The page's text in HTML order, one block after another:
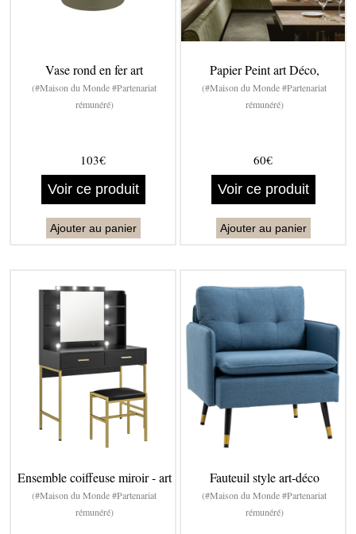
Vase rond en fer art
(#Maison du Monde #Partenariat
rémunéré)
103€
Voir ce produit
Ajouter au panier
Papier Peint art Déco,
(#Maison du Monde #Partenariat
rémunéré)
60€
Voir ce produit
Ajouter au panier
Ensemble coiffeuse miroir - art
(#Maison du Monde #Partenariat
rémunéré)
Fauteuil style art-déco
(#Maison du Monde #Partenariat
rémunéré)